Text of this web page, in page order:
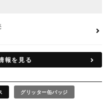
報を見る
グリッター缶バッジ